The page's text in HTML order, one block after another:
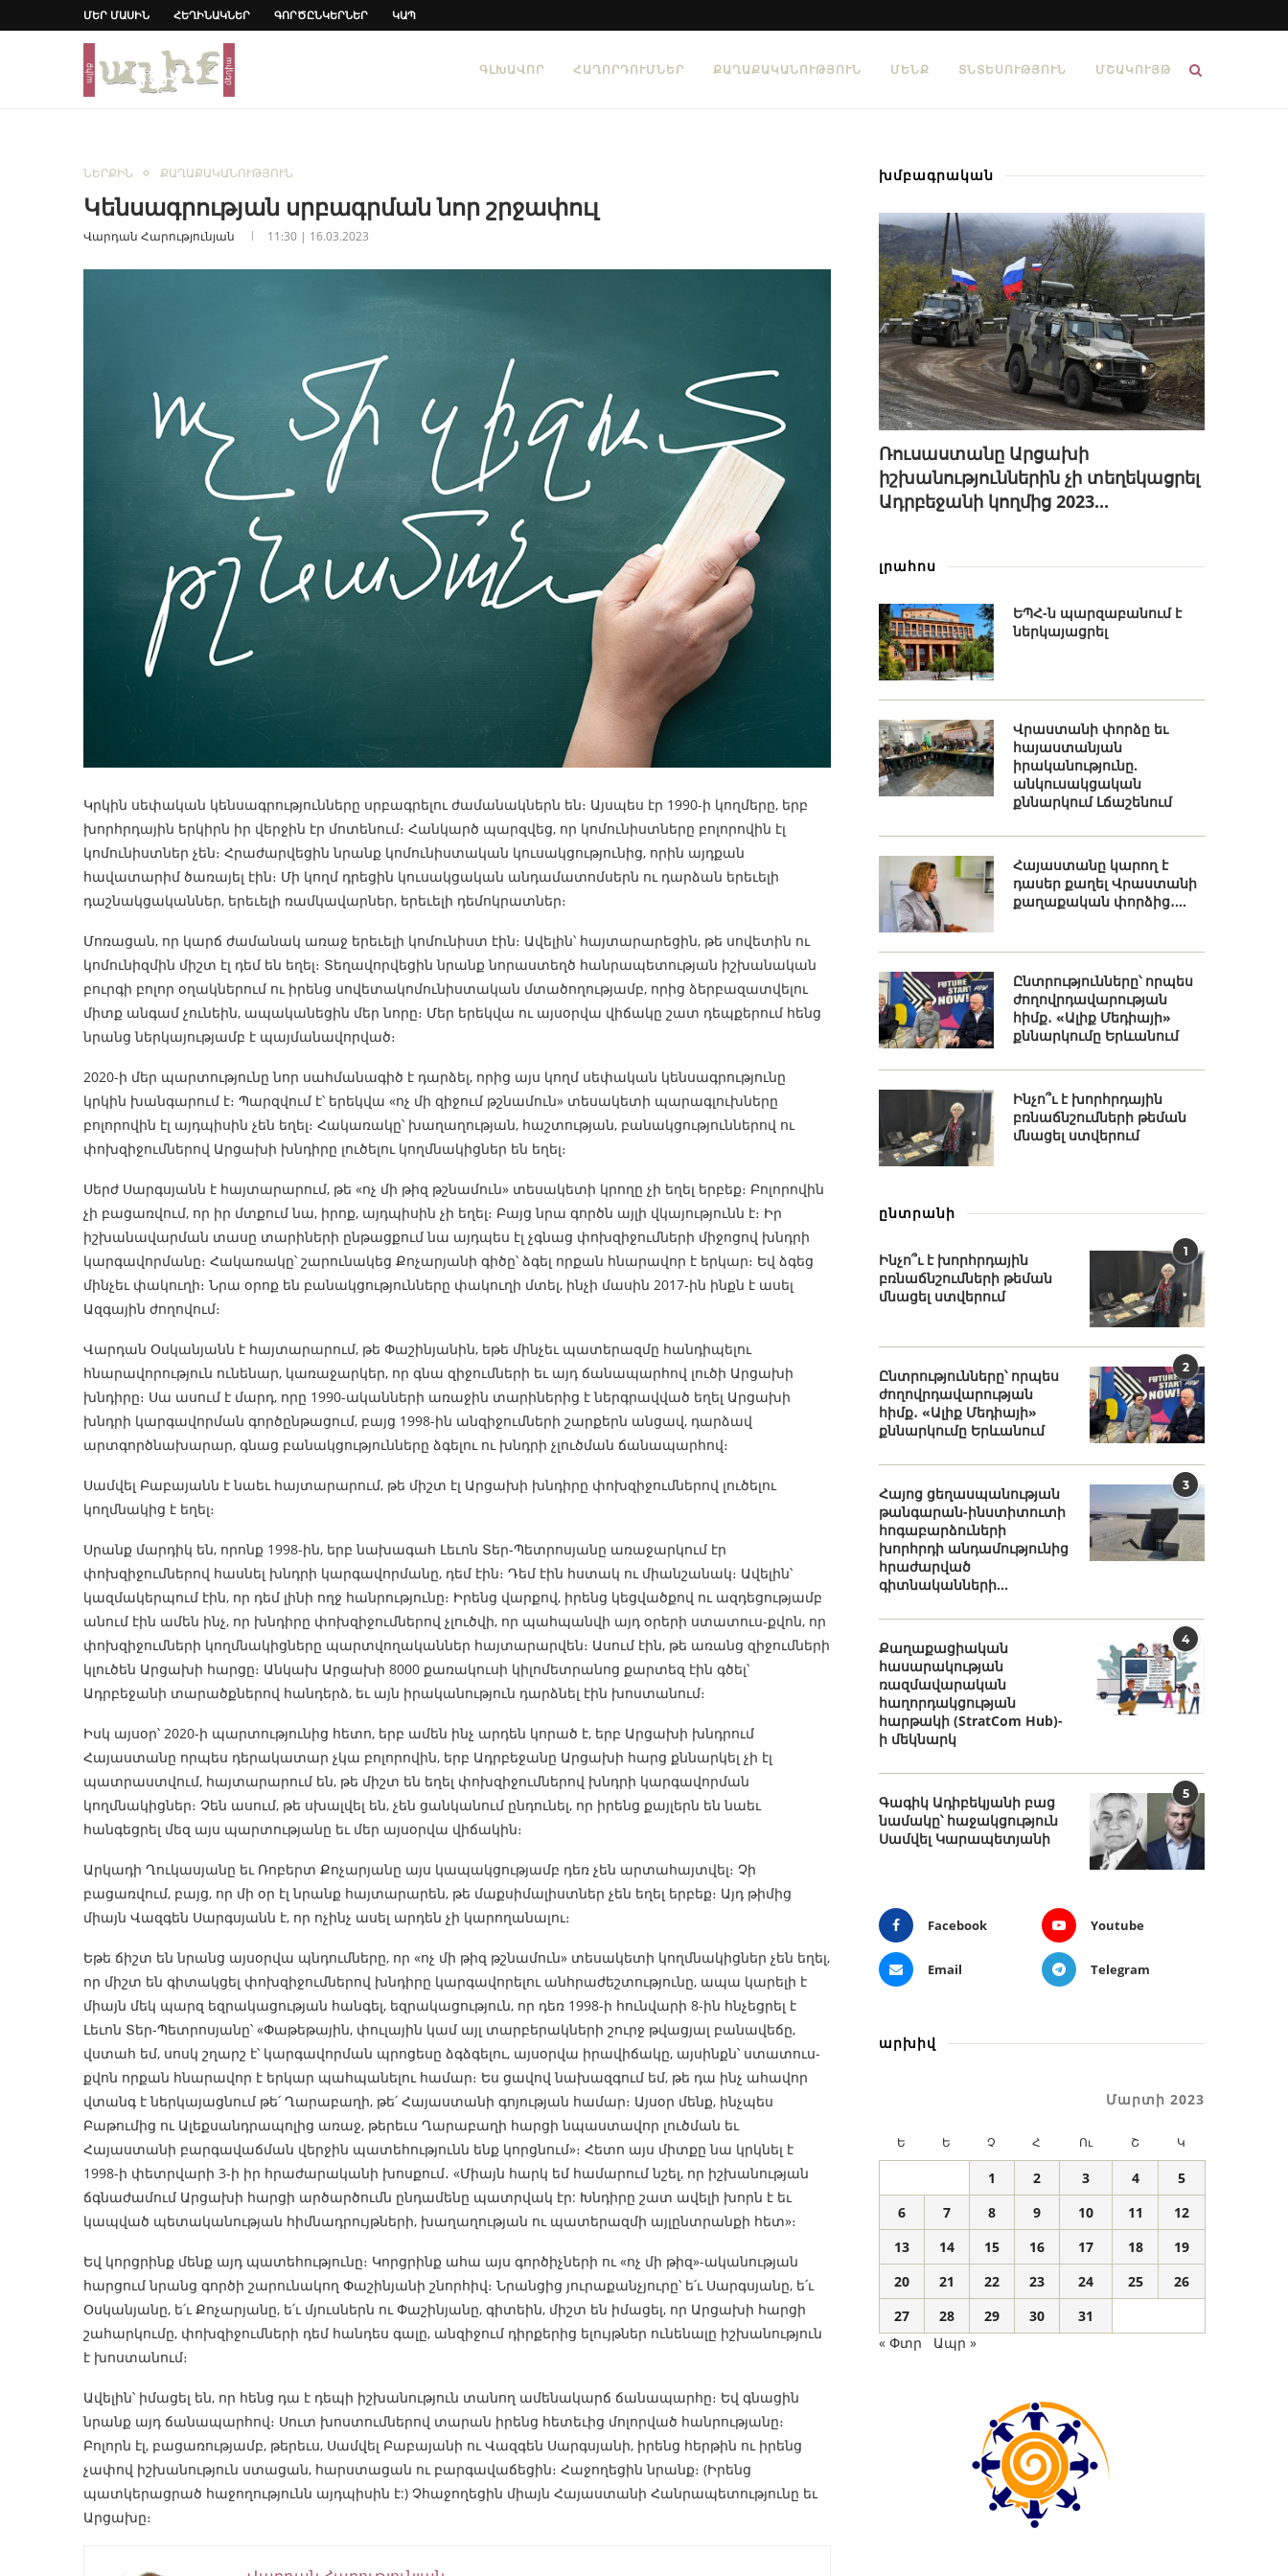
ՄԵՐ ՄԱՍԻՆ ՀԵՂԻՆԱԿՆԵՐ ԳՈՐԾԸՆԿԵՐՆԵՐ ԿԱՊ
ԳԼԽԱՎՈՐ ՀԱՂՈՐԴՈՒՄՆԵՐ ՔԱՂԱՔԱԿԱՆՈՒԹՅՈՒՆ ՄԵՆՔ ՏՆՏԵՍՈՒԹՅՈՒՆ ՄՇԱԿՈՒՅԹ
ՆԵՐՔԻՆ ՔԱՂԱՔԱԿԱՆՈՒԹՅՈՒՆ
Կենսագրության սրբագրման նոր շրջափուլ
Վարդան Հարությունյան 11:30 | 16.03.2023
Կրկին սեփական կենսագրությունները սրբագրելու ժամանակներն են։ Այսպես էր 1990-ի կողմերը, երբ
խորհրդային երկիրն իր վերջին էր մոտենում։ Հանկարծ պարզվեց, որ կոմունիստները բոլորովին էլ
կոմունիստներ չեն։ Հրաժարվեցին նրանք կոմունիստական կուսակցությունից, որին այդքան
հավատարիմ ծառայել էին։ Մի կողմ դրեցին կուսակցական անդամատոմսերն ու դարձան երեւելի
դաշնակցականներ, երեւելի ռամկավարներ, երեւելի դեմոկրատներ։
Մոռացան, որ կարճ ժամանակ առաջ երեւելի կոմունիստ էին։ Ավելին՝ հայտարարեցին, թե սովետին ու
կոմունիզմին միշտ էլ դեմ են եղել։ Տեղավորվեցին նրանք նորաստեղծ հանրապետության իշխանական
բուրգի բոլոր օղակներում ու իրենց սովետակոմունիստական մտածողությամբ, որից ձերբազատվելու
միտք անգամ չունեին, ապականեցին մեր նորը։ Մեր երեկվա ու այսօրվա վիճակը շատ դեպքերում հենց
նրանց ներկայությամբ է պայմանավորված։
2020-ի մեր պարտությունը նոր սահմանագիծ է դարձել, որից այս կողմ սեփական կենսագրությունը
կրկին խանգարում է։ Պարզվում է՝ երեկվա «ոչ մի զիջում թշնամուն» տեսակետի պարագլուխները
բոլորովին էլ այդպիսին չեն եղել։ Հակառակը՝ խաղաղության, հաշտության, բանակցություններով ու
փոխզիջումներով Արցախի խնդիրը լուծելու կողմնակիցներ են եղել։
Սերժ Սարգսյանն է հայտարարում, թե «ոչ մի թիզ թշնամուն» տեսակետի կրողը չի եղել երբեք։ Բոլորովին
չի բացառվում, որ իր մտքում նա, իրոք, այդպիսին չի եղել։ Բայց նրա գործն այլի վկայությունն է։ Իր
իշխանավարման տասը տարիների ընթացքում նա այդպես էլ չգնաց փոխզիջումների միջոցով խնդրի
կարգավորմանը։ Հակառակը՝ շարունակեց Քոչարյանի գիծը՝ ձգել որքան հնարավոր է երկար։ Եվ ձգեց
մինչեւ փակուղի։ Նրա օրոք են բանակցությունները փակուղի մտել, ինչի մասին 2017-ին ինքն է ասել
Ազգային ժողովում։
Վարդան Օսկանյանն է հայտարարում, թե Փաշինյանին, եթե մինչեւ պատերազմը հանդիպելու
հնարավորություն ունենար, կառաջարկեր, որ գնա զիջումների եւ այդ ճանապարհով լուծի Արցախի
խնդիրը։ Սա ասում է մարդ, որը 1990-ականների առաջին տարիներից է ներգրավված եղել Արցախի
խնդրի կարգավորման գործընթացում, բայց 1998-ին անզիջումների շարքերն անցավ, դարձավ
արտգործնախարար, գնաց բանակցությունները ձգելու ու խնդրի չլուծման ճանապարհով։
Սամվել Բաբայանն է նաեւ հայտարարում, թե միշտ էլ Արցախի խնդիրը փոխզիջումներով լուծելու
կողմնակից է եղել։
Սրանք մարդիկ են, որոնք 1998-ին, երբ նախագահ Լեւոն Տեր-Պետրոսյանը առաջարկում էր
փոխզիջումներով հասնել խնդրի կարգավորմանը, դեմ էին։ Դեմ էին հստակ ու միանշանակ։ Ավելին՝
կազմակերպում էին, որ դեմ լինի ողջ հանրությունը։ Իրենց վարքով, իրենց կեցվածքով ու ազդեցությամբ
անում էին ամեն ինչ, որ խնդիրը փոխզիջումներով չլուծվի, որ պահպանվի այդ օրերի ստատուս-քվոն, որ
փոխզիջումների կողմնակիցները պարտվողականներ հայտարարվեն։ Ասում էին, թե առանց զիջումների
կլուծեն Արցախի հարցը։ Անկախ Արցախի 8000 քառակուսի կիլոմետրանոց քարտեզ էին գծել՝
Ադրբեջանի տարածքներով հանդերձ, եւ այն իրականություն դարձնել էին խոստանում։
Իսկ այսօր՝ 2020-ի պարտությունից հետո, երբ ամեն ինչ արդեն կորած է, երբ Արցախի խնդրում
Հայաստանը որպես դերակատար չկա բոլորովին, երբ Ադրբեջանը Արցախի հարց քննարկել չի էլ
պատրաստվում, հայտարարում են, թե միշտ են եղել փոխզիջումներով խնդրի կարգավորման
կողմնակիցներ։ Չեն ասում, թե սխալվել են, չեն ցանկանում ընդունել, որ իրենց քայլերն են նաեւ
հանգեցրել մեզ այս պարտությանը եւ մեր այսօրվա վիճակին։
Արկադի Ղուկասյանը եւ Ռոբերտ Քոչարյանը այս կապակցությամբ դեռ չեն արտահայտվել։ Չի
բացառվում, բայց, որ մի օր էլ նրանք հայտարարեն, թե մաքսիմալիստներ չեն եղել երբեք։ Այդ թիմից
միայն Վազգեն Սարգսյանն է, որ ոչինչ ասել արդեն չի կարողանալու։
Եթե ճիշտ են նրանց այսօրվա պնդումները, որ «ոչ մի թիզ թշնամուն» տեսակետի կողմնակիցներ չեն եղել,
որ միշտ են գիտակցել փոխզիջումներով խնդիրը կարգավորելու անհրաժեշտությունը, ապա կարելի է
միայն մեկ պարզ եզրակացության հանգել, եզրակացություն, որ դեռ 1998-ի հունվարի 8-ին հնչեցրել է
Լեւոն Տեր-Պետրոսյանը՝ «Փաթեթային, փուլային կամ այլ տարբերակների շուրջ թվացյալ բանավեճը,
վստահ եմ, սոսկ շղարշ է՝ կարգավորման պրոցեսը ձգձգելու, այսօրվա իրավիճակը, այսինքն՝ ստատուս-
քվոն որքան հնարավոր է երկար պահպանելու համար։ Ես ցավով նախազգում եմ, թե դա ինչ ահավոր
վտանգ է ներկայացնում թե՛ Ղարաբաղի, թե՛ Հայաստանի գոյության համար։ Այսօր մենք, ինչպես
Բաթումից ու Ալեքսանդրապոլից առաջ, թերեւս Ղարաբաղի հարցի նպաստավոր լուծման եւ
Հայաստանի բարգավաճման վերջին պատեհությունն ենք կորցնում»։ Հետո այս միտքը նա կրկնել է
1998-ի փետրվարի 3-ի իր հրաժարականի խոսքում․ «Միայն հարկ եմ համարում նշել, որ իշխանության
ճգնաժամում Արցախի հարցի արծարծումն ընդամենը պատրվակ էր: Խնդիրը շատ ավելի խորն է եւ
կապված պետականության հիմնադրույթների, խաղաղության ու պատերազմի այլընտրանքի հետ»։
Եվ կորցրինք մենք այդ պատեհությունը։ Կորցրինք ահա այս գործիչների ու «ոչ մի թիզ»-ականության
հարցում նրանց գործի շարունակող Փաշինյանի շնորհիվ։ Նրանցից յուրաքանչյուրը՝ ե՛ւ Սարգսյանը, ե՛ւ
Օսկանյանը, ե՛ւ Քոչարյանը, ե՛ւ մյուսներն ու Փաշինյանը, գիտեին, միշտ են իմացել, որ Արցախի հարցի
շահարկումը, փոխզիջումների դեմ հանդես գալը, անզիջում դիրքերից ելույթներ ունենալը իշխանություն
է խոստանում։
Ավելին՝ իմացել են, որ հենց դա է դեպի իշխանություն տանող ամենակարճ ճանապարհը։ Եվ գնացին
նրանք այդ ճանապարհով։ Սուտ խոստումներով տարան իրենց հետեւից մոլորված հանրությանը։
Բոլորն էլ, բացառությամբ, թերեւս, Սամվել Բաբայանի ու Վազգեն Սարգսյանի, իրենց հերթին ու իրենց
չափով իշխանություն ստացան, հարստացան ու բարգավաճեցին։ Հաջողեցին նրանք։ (Իրենց
պատկերացրած հաջողությունն այդպիսին է:) Չհաջողեցին միայն Հայաստանի Հանրապետությունը եւ
Արցախը։
խմբագրական
Ռուսաստանը Արցախի
իշխանություններին չի տեղեկացրել
Ադրբեջանի կողմից 2023...
լրահոս
ԵՊՀ-ն պարզաբանում է
ներկայացրել
Վրաստանի փորձը եւ
հայաստանյան
իրականությունը.
անկուսակցական
քննարկում Լճաշենում
Հայաստանը կարող է
դասեր քաղել Վրաստանի
քաղաքական փորձից․...
Ընտրությունները՝ որպես
ժողովրդավարության
հիմք․ «Ալիք Մեդիայի»
քննարկումը Երևանում
Ինչո՞ւ է խորհրդային
բռնաճնշումների թեման
մնացել ստվերում
ընտրանի
1
Ինչո՞ւ է խորհրդային
բռնաճնշումների թեման
մնացել ստվերում
2
Ընտրությունները՝ որպես
ժողովրդավարության
հիմք․ «Ալիք Մեդիայի»
քննարկումը Երևանում
3
Հայոց ցեղասպանության
թանգարան-ինստիտուտի
հոգաբարձուների
խորհրդի անդամությունից
հրաժարված
գիտնականների...
4
Քաղաքացիական
հասարակության
ռազմավարական
հաղորդակցության
հարթակի (StratCom Hub)-
ի մեկնարկ
5
Գագիկ Ադիբեկյանի բաց
նամակը՝ հաջակցություն
Սամվել Կարապետյանի
Facebook Youtube
Email Telegram
արխիվ
Մարտի 2023
Ե Ե Չ Հ Ու Շ Կ
1 2 3 4
5
6
7 8 9 10 11
12
13
14 15 16 17 18
19
20
21 22 23 24 25
26
27
28 29 30
31
« Փտր
Ապր »